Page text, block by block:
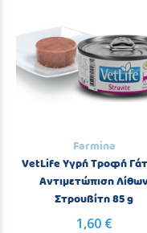
Farmina
VetLife Υγρή Τροφή
Αντιμετώπιση
Στρουβίτη 85 g
1,60 €